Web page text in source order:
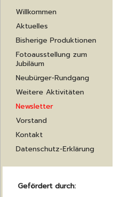
Navigation
Willkommen
Aktuelles
Bisherige Produktionen
Fotoausstellung zum
Jubiläum
Neubürger-Rundgang
Weitere Aktivitäten
Newsletter
Vorstand
Kontakt
Datenschutz-Erklärung
Gefördert durch: